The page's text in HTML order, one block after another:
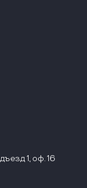
1, оф. 16